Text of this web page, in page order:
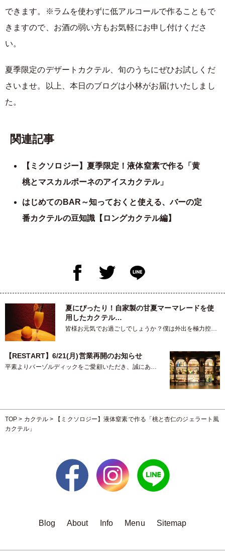
できます。※ラムを使わずに低アルコールで作ることもで
きますので、お酒の弱い方もお気軽にお申し付けくださ
い。
夏季限定のデザートカクテル、旬のうちにぜひお試しくだ
さいませ。以上、本日のブログは小林がお届けいたしまし
た。
関連記事
【ミクソロジー】夏季限定！液体窒素で作る「黄
桃とマスカルポーネのアイスカクテル」
はじめてのBAR～知っておくと使える、バーの定
番カクテルの豆知識【ロングカクテル編】
夏にぴったり！自家製の甘夏マーマレードを使
用したカクテル…
皆様お元気でお過ごしでしょうか？僕は外出を極力控え
【RESTART】6/21(月)営業再開のお知らせ
平素よりバーゾルディックをご愛顧いただき、誠にあり
TOP > カクテル >
【ミクソロジー】液体窒素で作る「桃と杏仁のジェラート風
カクテル」
Blog About Info Menu Sitemap